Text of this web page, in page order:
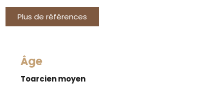
Plus de références
Âge
Toarcien moyen